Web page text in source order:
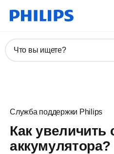
Что вы ищете?
Служба поддержки Philips
Как увеличить
аккумулятора?